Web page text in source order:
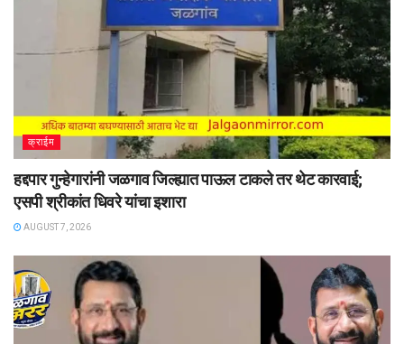
क्राईम
हद्दपार गुन्हेगारांनी जळगाव जिल्ह्यात पाऊल टाकले तर थेट कारवाई;
एसपी श्रीकांत धिवरे यांचा इशारा
AUGUST 7, 2026